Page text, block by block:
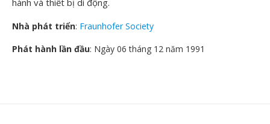
hành và thiết bị di động.
Nhà phát triển: Fraunhofer Society
Phát hành lần đầu: Ngày 06 tháng 12 năm 1991